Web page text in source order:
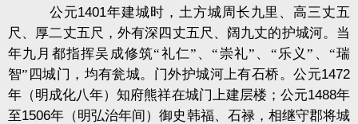
公元1401年建城时，土方城周长九里、高三丈五
尺、厚二丈五尺，外有深四丈五尺、阔九丈的护城河。当
年九月都指挥吴成修筑“礼仁”、“崇礼”、“乐义”、“瑞
智”四城门，均有瓮城。门外护城河上有石桥。公元1472
年（明成化八年）知府熊祥在城门上建层楼；公元1488年
至1506年（明弘治年间）御史韩福、石禄，相继守郡将城